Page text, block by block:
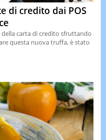
di credito dai POS
carta di credito sfruttando
questa nuova truffa, è stato